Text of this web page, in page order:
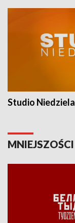
Studio Niedziela
MNIEJSZOŚCI